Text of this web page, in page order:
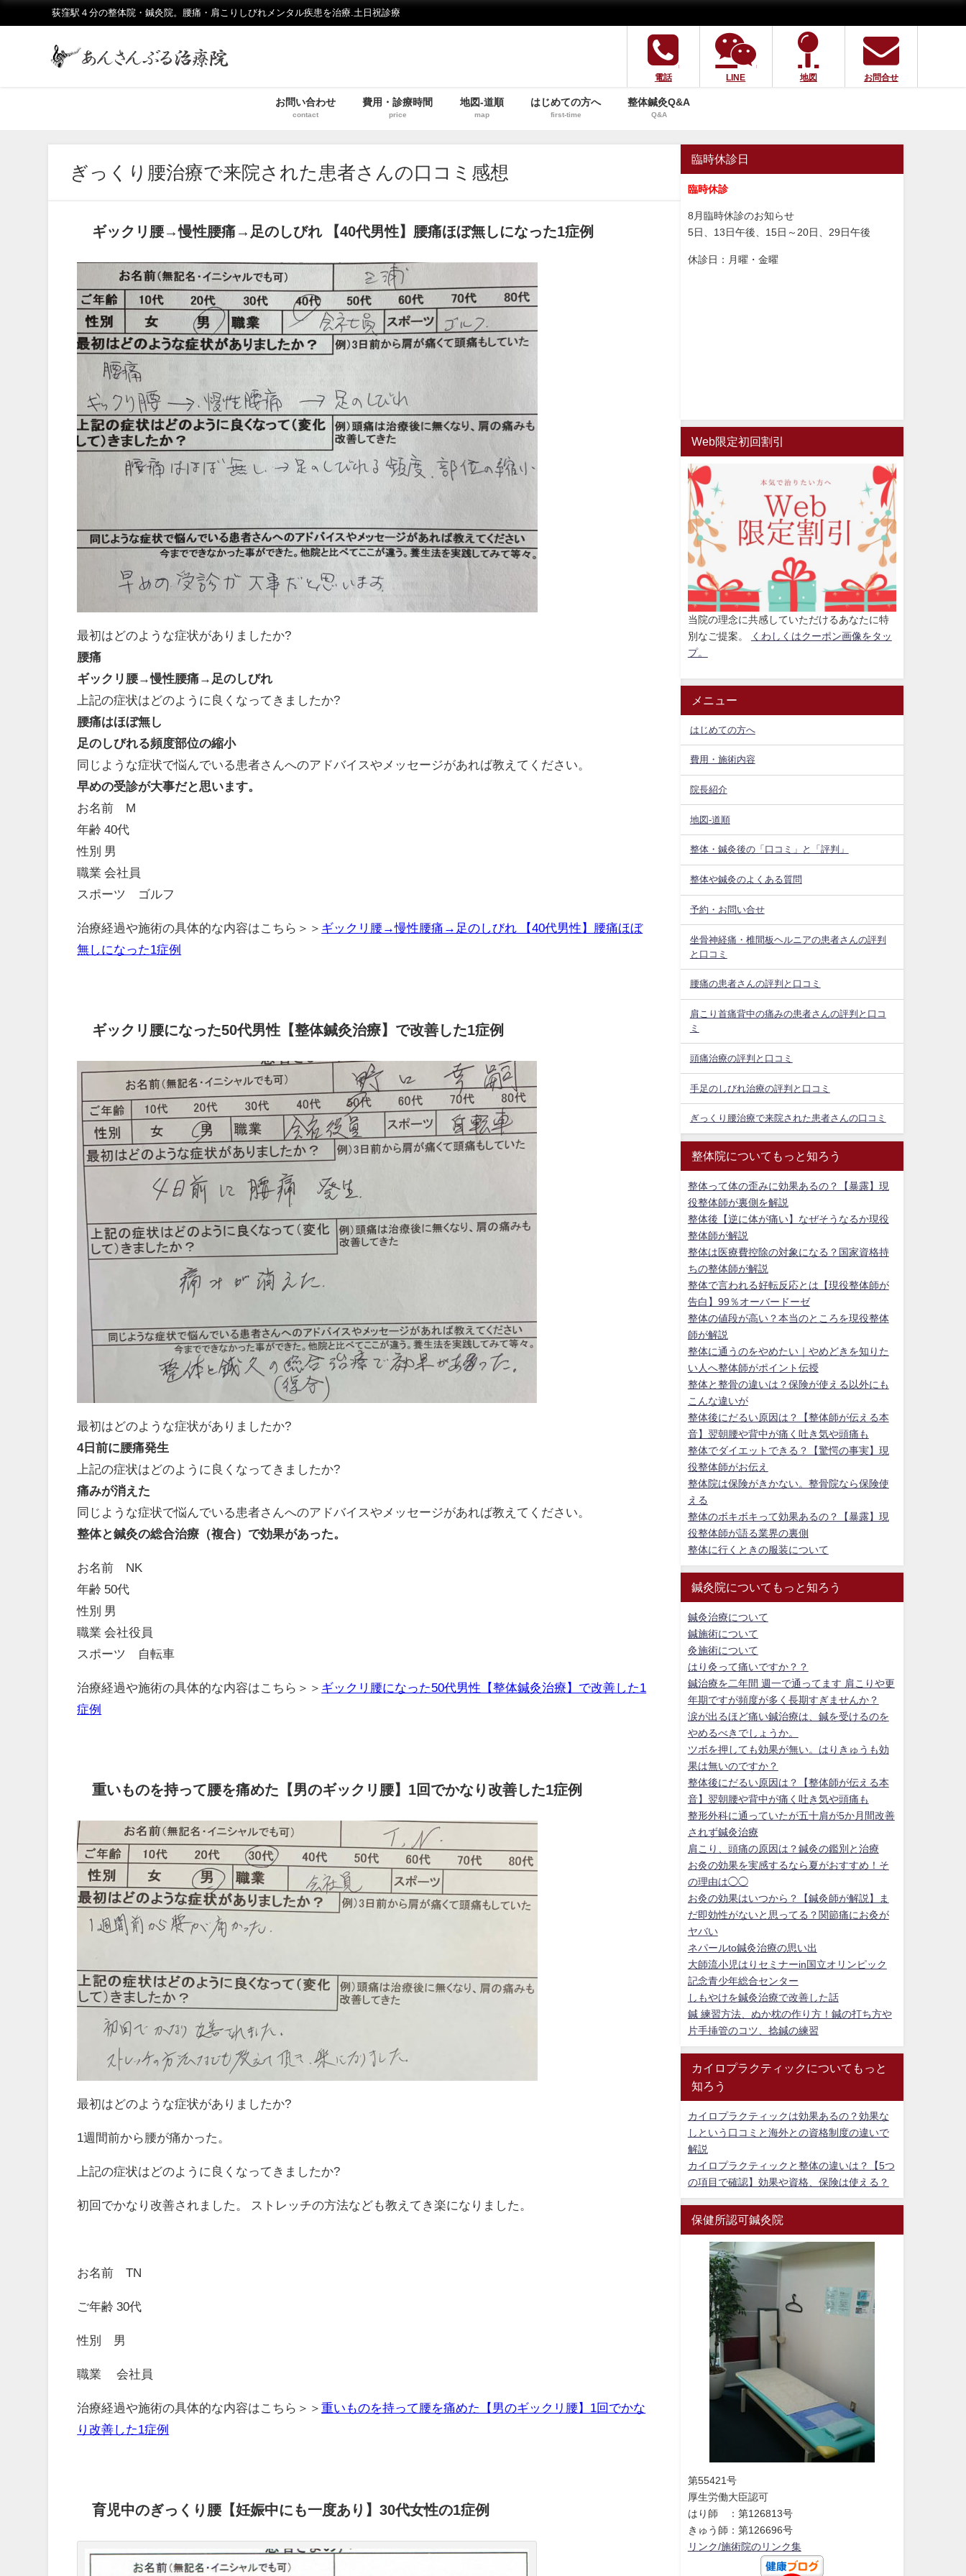
荻窪駅４分の整体院・鍼灸院。腰痛・肩こりしびれメンタル疾患を治療.土日祝診療
電話 LINE 地図 お問合せ
お問い合わせ
contact
費用・診療時間
price
地図-道順
map
はじめての方へ
first-time
整体鍼灸Q&A
Q&A
ぎっくり腰治療で来院された患者さんの口コミ感想
ギックリ腰→慢性腰痛→足のしびれ 【40代男性】腰痛ほぼ無しになった1症例
最初はどのような症状がありましたか?
腰痛
ギックリ腰→慢性腰痛→足のしびれ
上記の症状はどのように良くなってきましたか?
腰痛はほぼ無し
足のしびれる頻度部位の縮小
同じような症状で悩んでいる患者さんへのアドバイスやメッセージがあれば教えてください。
早めの受診が大事だと思います。
お名前 M
年齢 40代
性別 男
職業 会社員
スポーツ ゴルフ
治療経過や施術の具体的な内容はこちら＞＞ ギックリ腰→慢性腰痛→足のしびれ 【40代男性】腰痛ほぼ
無しになった1症例
ギックリ腰になった50代男性【整体鍼灸治療】で改善した1症例
最初はどのような症状がありましたか?
4日前に腰痛発生
上記の症状はどのように良くなってきましたか?
痛みが消えた
同じような症状で悩んでいる患者さんへのアドバイスやメッセージがあれば教えてください。
整体と鍼灸の総合治療（複合）で効果があった。
お名前 NK
年齢 50代
性別 男
職業 会社役員
スポーツ 自転車
治療経過や施術の具体的な内容はこちら＞＞ ギックリ腰になった50代男性【整体鍼灸治療】で改善した1
症例
重いものを持って腰を痛めた【男のギックリ腰】1回でかなり改善した1症例
最初はどのような症状がありましたか?
1週間前から腰が痛かった。
上記の症状はどのように良くなってきましたか?
初回でかなり改善されました。 ストレッチの方法なども教えてき楽になりました。
お名前 TN
ご年齢 30代
性別 男
職業 会社員
治療経過や施術の具体的な内容はこちら＞＞重いものを持って腰を痛めた【男のギックリ腰】1回でかな
り改善した1症例
育児中のぎっくり腰【妊娠中にも一度あり】30代女性の1症例
臨時休診日
臨時休診
8月臨時休診のお知らせ
5日、13日午後、15日～20日、29日午後
休診日：月曜・金曜
Web限定初回割引
当院の理念に共感していただけるあなたに特
別なご提案。
くわしくはクーポン画像をタッ
プ。
メニュー
はじめての方へ
費用・施術内容
院長紹介
地図-道順
整体・鍼灸後の「口コミ」と「評判」
整体や鍼灸のよくある質問
予約・お問い合せ
坐骨神経痛・椎間板ヘルニアの患者さんの評判
と口コミ
腰痛の患者さんの評判と口コミ
肩こり首痛背中の痛みの患者さんの評判と口コ
ミ
頭痛治療の評判と口コミ
手足のしびれ治療の評判と口コミ
ぎっくり腰治療で来院された患者さんの口コミ
整体院についてもっと知ろう
整体って体の歪みに効果あるの？【暴露】現
役整体師が裏側を解説
整体後【逆に体が痛い】なぜそうなるか現役
整体師が解説
整体は医療費控除の対象になる？国家資格持
ちの整体師が解説
整体で言われる好転反応とは【現役整体師が
告白】99％オーバードーゼ
整体の値段が高い？本当のところを現役整体
師が解説
整体に通うのをやめたい｜やめどきを知りた
い人へ整体師がポイント伝授
整体と整骨の違いは？保険が使える以外にも
こんな違いが
整体後にだるい原因は？【整体師が伝える本
音】翌朝腰や背中が痛く吐き気や頭痛も
整体でダイエットできる？【驚愕の事実】現
役整体師がお伝え
整体院は保険がきかない。整骨院なら保険使
える
整体のボキボキって効果あるの？【暴露】現
役整体師が語る業界の裏側
整体に行くときの服装について
鍼灸院についてもっと知ろう
鍼灸治療について
鍼施術について
灸施術について
はり灸って痛いですか？？
鍼治療を二年間 週一で通ってます 肩こりや更
年期ですが頻度が多く長期すぎませんか？
涙が出るほど痛い鍼治療は、鍼を受けるのを
やめるべきでしょうか。
ツボを押しても効果が無い。はりきゅうも効
果は無いのですか？
整体後にだるい原因は？【整体師が伝える本
音】翌朝腰や背中が痛く吐き気や頭痛も
整形外科に通っていたが五十肩が5か月間改善
されず鍼灸治療
肩こり、頭痛の原因は？鍼灸の鑑別と治療
お灸の効果を実感するなら夏がおすすめ！そ
の理由は◯◯
お灸の効果はいつから？【鍼灸師が解説】ま
だ即効性がないと思ってる？関節痛にお灸が
ヤバい
ネパールto鍼灸治療の思い出
大師流小児はりセミナーin国立オリンピック
記念青少年総合センター
しもやけを鍼灸治療で改善した話
鍼 練習方法、ぬか枕の作り方！鍼の打ち方や
片手挿管のコツ、捻鍼の練習
カイロプラクティックについてもっと
知ろう
カイロプラクティックは効果あるの？効果な
しという口コミと海外との資格制度の違いで
解説
カイロプラクティックと整体の違いは？【5つ
の項目で確認】効果や資格、保険は使える？
保健所認可鍼灸院
第55421号
厚生労働大臣認可
はり師 ：第126813号
きゅう師：第126696号
リンク/施術院のリンク集